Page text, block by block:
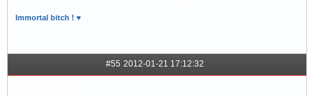
Immortal bitch ! ♥
#55 2012-01-21 17:12:32